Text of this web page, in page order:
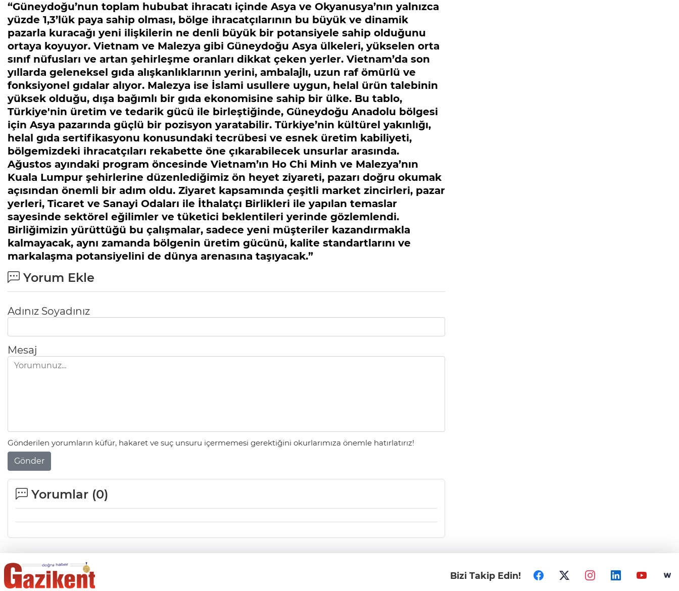
“Güneydoğu’nun toplam hububat ihracatı içinde Asya ve Okyanusya’nın yalnızca
yüzde 1,3’lük paya sahip olması, bölge ihracatçılarının bu büyük ve dinamik
pazarla kuracağı yeni ilişkilerin ne denli büyük bir potansiyele sahip olduğunu
ortaya koyuyor. Vietnam ve Malezya gibi Güneydoğu Asya ülkeleri, yükselen orta
sınıf nüfusları ve artan şehirleşme oranları dikkat çeken yerler. Vietnam’da son
yıllarda geleneksel gıda alışkanlıklarının yerini, ambalajlı, uzun raf ömürlü ve
fonksiyonel gıdalar alıyor. Malezya ise İslami usullere uygun, helal ürün talebinin
yüksek olduğu, dışa bağımlı bir gıda ekonomisine sahip bir ülke. Bu tablo,
Türkiye'nin üretim ve tedarik gücü ile birleştiğinde, Güneydoğu Anadolu bölgesi
için Asya pazarında güçlü bir pozisyon yaratabilir. Türkiye’nin kültürel yakınlığı,
helal gıda sertifikasyonu konusundaki tecrübesi ve esnek üretim kabiliyeti,
bölgemizdeki ihracatçıları rekabette öne çıkarabilecek unsurlar arasında.
Ağustos ayındaki program öncesinde Vietnam’ın Ho Chi Minh ve Malezya’nın
Kuala Lumpur şehirlerine düzenlediğimiz ön heyet ziyareti, pazarı doğru okumak
açısından önemli bir adım oldu. Ziyaret kapsamında çeşitli market zincirleri, pazar
yerleri, Ticaret ve Sanayi Odaları ile İthalatçı Birlikleri ile yapılan temaslar
sayesinde sektörel eğilimler ve tüketici beklentileri yerinde gözlemlendi.
Birliğimizin yürüttüğü bu çalışmalar, sadece yeni müşteriler kazandırmakla
kalmayacak, aynı zamanda bölgenin üretim gücünü, kalite standartlarını ve
markalaşma potansiyelini de dünya arenasına taşıyacak.”
Yorum Ekle
Adınız Soyadınız
Mesaj
Gönderilen yorumların küfür, hakaret ve suç unsuru içermemesi gerektiğini okurlarımıza önemle hatırlatırız!
Gönder
Yorumlar (0)
Bizi Takip Edin!